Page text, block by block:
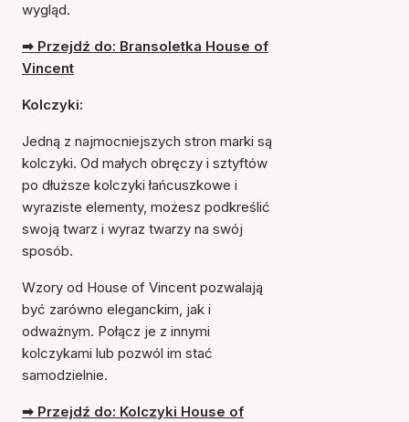
wygląd.
➡ Przejdź do: Bransoletka House of
Vincent
Kolczyki:
Jedną z najmocniejszych stron marki są
kolczyki. Od małych obręczy i sztyftów
po dłuższe kolczyki łańcuszkowe i
wyraziste elementy, możesz podkreślić
swoją twarz i wyraz twarzy na swój
sposób.
Wzory od House of Vincent pozwalają
być zarówno eleganckim, jak i
odważnym. Połącz je z innymi
kolczykami lub pozwól im stać
samodzielnie.
➡ Przejdź do: Kolczyki House of